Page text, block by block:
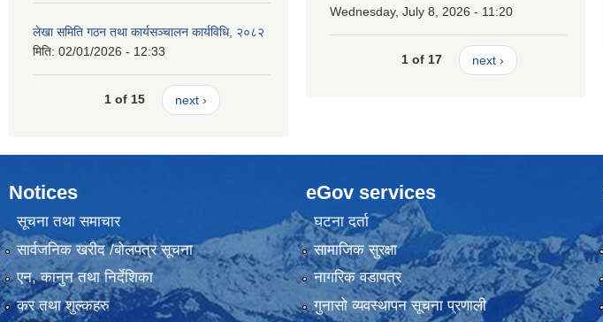
लेखा समिति गठन तथा कार्यसञ्चालन कार्यविधि, २०८२
मिति: 02/01/2026 - 12:33
1 of 15 next ›
Wednesday, July 8, 2026 - 11:20
1 of 17 next ›
Notices
सूचना तथा समाचार
सार्वजनिक खरीद /बोलपत्र सूचना
एन, कानुन तथा निर्देशिका
कर तथा शुल्कहरु
eGov services
घटना दर्ता
सामाजिक सुरक्षा
नागरिक वडापत्र
गुनासो व्यवस्थापन सूचना प्रणाली